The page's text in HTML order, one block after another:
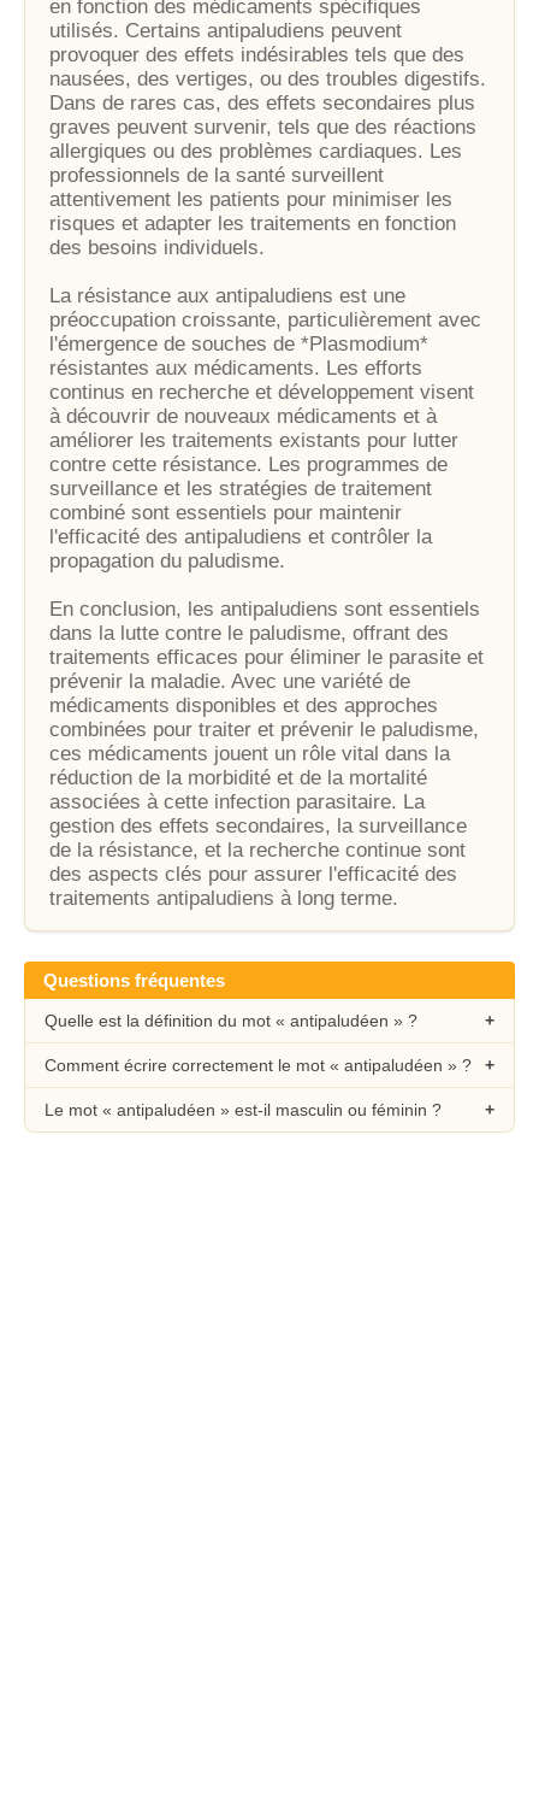
en fonction des médicaments spécifiques
utilisés. Certains antipaludiens peuvent
provoquer des effets indésirables tels que des
nausées, des vertiges, ou des troubles digestifs.
Dans de rares cas, des effets secondaires plus
graves peuvent survenir, tels que des réactions
allergiques ou des problèmes cardiaques. Les
professionnels de la santé surveillent
attentivement les patients pour minimiser les
risques et adapter les traitements en fonction
des besoins individuels.
La résistance aux antipaludiens est une
préoccupation croissante, particulièrement avec
l'émergence de souches de *Plasmodium*
résistantes aux médicaments. Les efforts
continus en recherche et développement visent
à découvrir de nouveaux médicaments et à
améliorer les traitements existants pour lutter
contre cette résistance. Les programmes de
surveillance et les stratégies de traitement
combiné sont essentiels pour maintenir
l'efficacité des antipaludiens et contrôler la
propagation du paludisme.
En conclusion, les antipaludiens sont essentiels
dans la lutte contre le paludisme, offrant des
traitements efficaces pour éliminer le parasite et
prévenir la maladie. Avec une variété de
médicaments disponibles et des approches
combinées pour traiter et prévenir le paludisme,
ces médicaments jouent un rôle vital dans la
réduction de la morbidité et de la mortalité
associées à cette infection parasitaire. La
gestion des effets secondaires, la surveillance
de la résistance, et la recherche continue sont
des aspects clés pour assurer l'efficacité des
traitements antipaludiens à long terme.
Questions fréquentes
Quelle est la définition du mot « antipaludéen » ?
Comment écrire correctement le mot « antipaludéen » ?
Le mot « antipaludéen » est-il masculin ou féminin ?